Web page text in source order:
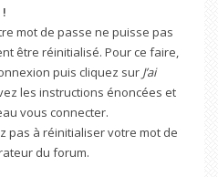
mot de passe ne puisse pas
être réinitialisé. Pour ce faire,
puis cliquez sur J’ai
les instructions énoncées et
vous connecter.
pas à réinitialiser votre mot de
du forum.